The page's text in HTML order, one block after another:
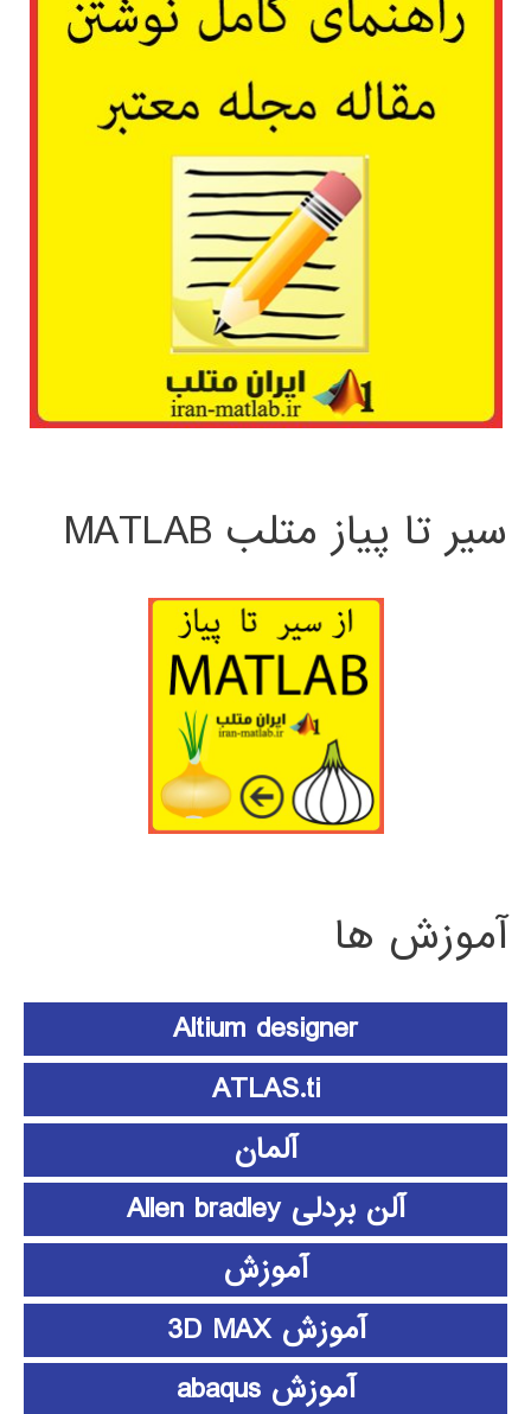
سیر تا پیاز متلب MATLAB
آموزش ها
Altium designer
ATLAS.ti
آلمان
آلن بردلی Allen bradley
آموزش
آموزش 3D MAX
آموزش abaqus